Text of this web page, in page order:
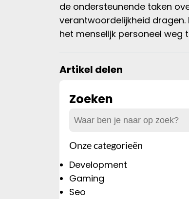
de ondersteunende taken
verantwoordelijkheid
het menselijk personeel weg
Artikel delen
Zoeken
Onze categorieën
Development
Gaming
Seo